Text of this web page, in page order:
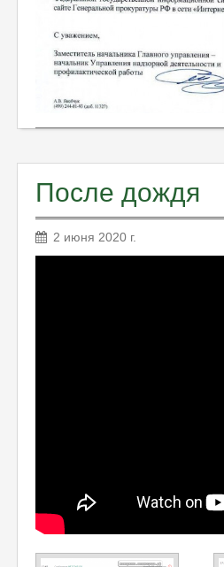
После дождя
2 июня 2020 г.